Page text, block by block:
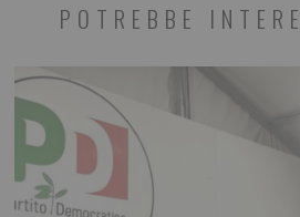
POTREBBE